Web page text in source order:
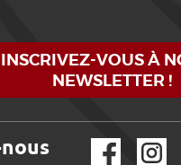
INSCRIVEZ-VOUS À
NEWSLETTER !